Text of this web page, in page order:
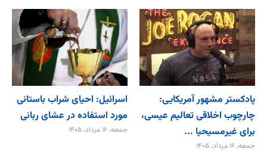
پادکستر مشهور آمریکایی:
چارچوب اخلاقی تعالیم عیسی،
برای غیرمسیحیا ...
جمعه، ۱۶ مرداد، ۱۴۰۵
اسرائیل: احیای شراب باستانی
مورد استفاده در عشای ربانی
جمعه، ۱۶ مرداد، ۱۴۰۵